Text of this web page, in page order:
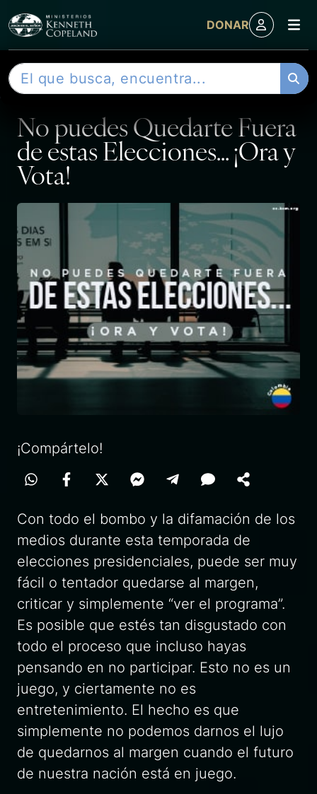
DONAR
B
u
ENTRADA
No puedes Quedarte Fuera
de estas Elecciones… ¡Ora y
Vota!
¡Compártelo!
Con todo el bombo y la difamación de los
medios durante esta temporada de
elecciones presidenciales, puede ser muy
fácil o tentador quedarse al margen,
criticar y simplemente “ver el programa”.
Es posible que estés tan disgustado con
todo el proceso que incluso hayas
pensando en no participar. Esto no es un
juego, y ciertamente no es
entretenimiento. El hecho es que
simplemente no podemos darnos el lujo
de quedarnos al margen cuando el futuro
de nuestra nación está en juego.